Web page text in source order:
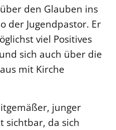
den Glauben ins
der Jugendpastor. Er
viel Positives
sich auch über die
mit Kirche
junger
sichtbar, da sich